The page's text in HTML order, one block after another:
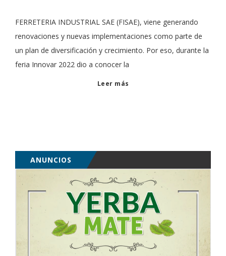
FERRETERIA INDUSTRIAL SAE (FISAE), viene generando
renovaciones y nuevas implementaciones como parte de
un plan de diversificación y crecimiento. Por eso, durante la
feria Innovar 2022 dio a conocer la
Leer más
ANUNCIOS